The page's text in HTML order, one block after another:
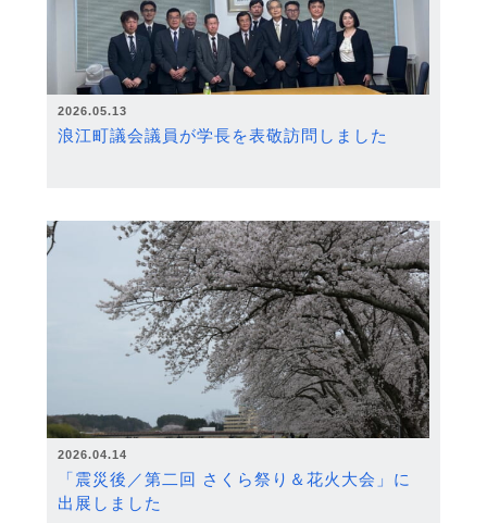
2026.05.13
浪江町議会議員が学長を表敬訪問しました
2026.04.14
「震災後／第二回 さくら祭り＆花火大会」に
出展しました